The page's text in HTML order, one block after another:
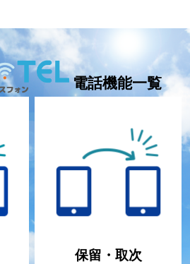
電話機能一覧
保留・取次